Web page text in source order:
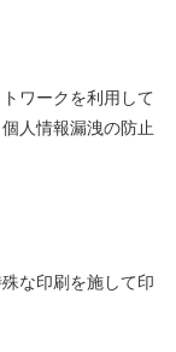
ワークを利用して
人情報漏洩の防止
な印刷を施して印